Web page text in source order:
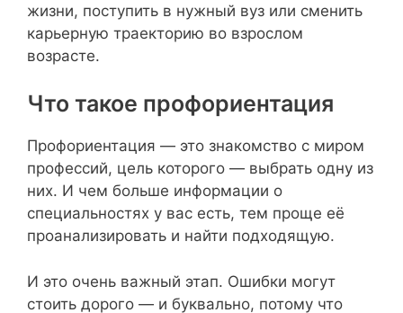
жизни, поступить в нужный вуз или сменить
карьерную траекторию во взрослом
возрасте.
Что такое профориентация
Профориентация — это знакомство с миром
профессий, цель которого — выбрать одну из
них. И чем больше информации о
специальностях у вас есть, тем проще её
проанализировать и найти подходящую.
И это очень важный этап. Ошибки могут
стоить дорого — и буквально, потому что